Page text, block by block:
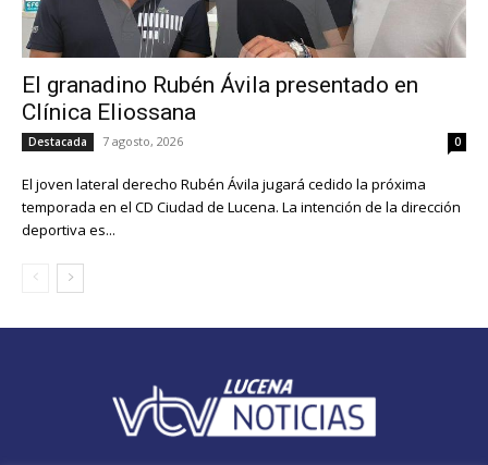
El granadino Rubén Ávila presentado en
Clínica Eliossana
Destacada 7 agosto, 2026 0
El joven lateral derecho Rubén Ávila jugará cedido la próxima
temporada en el CD Ciudad de Lucena. La intención de la dirección
deportiva es...